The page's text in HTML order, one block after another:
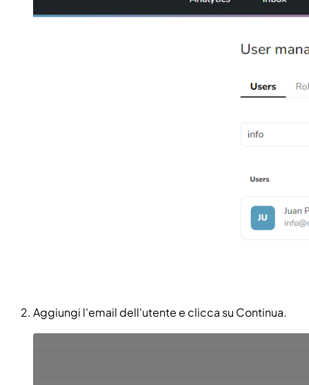
Aggiungi l'email dell'utente e clicca su Continua.